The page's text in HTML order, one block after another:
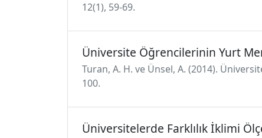
12(1), 59-69.
Üniversite Öğrencilerinin Yurt
Turan, A. H. ve Ünsel, A. (2014).
100.
Üniversitelerde Farklılık İklimi